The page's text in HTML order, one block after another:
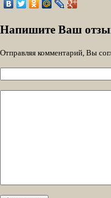
Напишите Ваш
Отправляя комментарий, Вы